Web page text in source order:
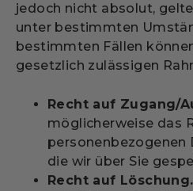
jedoch nicht absolut,
unter bestimmten
bestimmten Fällen
gesetzlich zulässigen
Recht auf Zugang/
möglicherweise das
personenbezogenen
die wir über Sie
Recht auf Löschung.